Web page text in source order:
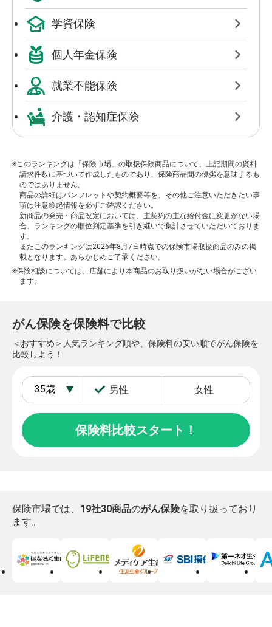
学資保険
個人年金保険
就業不能保険
介護・認知症保険
※このランキングは「保険市場」の取扱保険商品について、上記期間の資料
請求件数に基づいて作成したものであり、保険商品間の優劣を意味するも
のではありません。
商品の詳細はパンフレットや契約概要等を、その他ご注意いただきたい事
項は注意喚起情報を必ずご確認ください。
新商品の発売・商品改定においては、主契約の主な給付金に変更がない場
合、ランキングの順位判定基準を引き継いで集計させていただいておりま
す。
またこのランキングは2026年8月7日時点での保険市場取扱商品のみの掲
載となります。あらかじめご了承ください。
※保険相談については、店舗により本商品のお取り扱いがない場合がござい
ます。
がん保険を保険料で比較
＜おすすめ＞人気ランキング順や、保険料の安い順でがん保険を
比較しよう！
男性 女性
保険料比較スタート！
保険市場では、 19社30商品のがん保険を取り扱っており
ます。